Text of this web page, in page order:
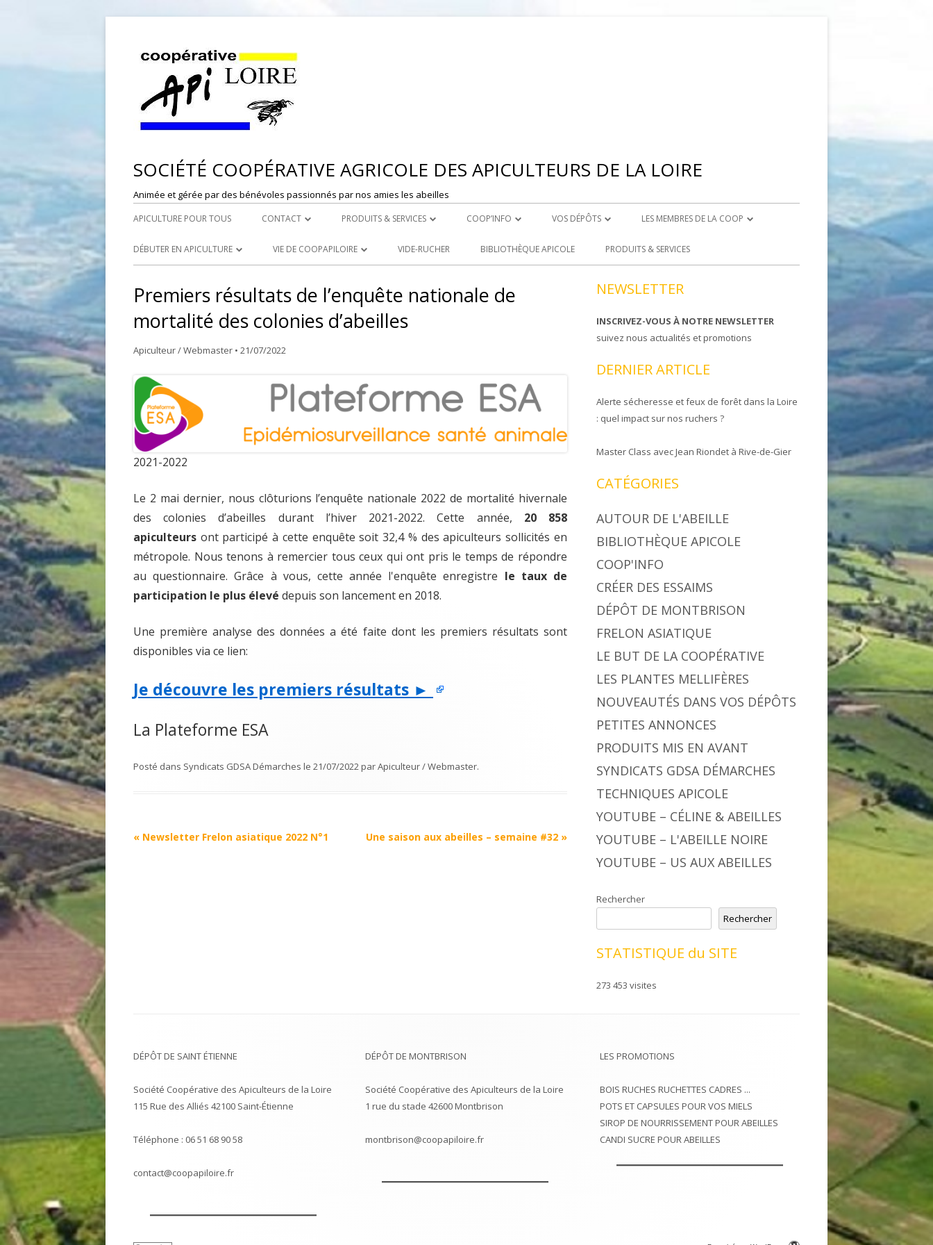
SOCIÉTÉ COOPÉRATIVE AGRICOLE DES APICULTEURS DE LA LOIRE
Animée et gérée par des bénévoles passionnés par nos amies les abeilles
APICULTURE POUR TOUS CONTACT
DÉPÔT DE MONTBRISON
PRODUITS & SERVICES
ROYAL CARE
LOCATION DE MATERIEL
COOP’INFO
DÉPOSER UNE ANNONCE
VOS DÉPÔTS
DEPOT DE ST ETIENNE
LES MEMBRES DE LA COOP
DEVENIR ADHÉRENT
DÉBUTER EN APICULTURE
INSTALLATION D’UN ÉLÈVE DU
RUCHER ÉCOLE
ACHAT VENTE ABEILLES
VIE DE COOPAPILOIRE
RÉFÉRENCEZ VOS PRODUITS
VIDE-RUCHER BIBLIOTHÈQUE APICOLE PRODUITS & SERVICES
Premiers résultats de l’enquête nationale de
mortalité des colonies d’abeilles
Apiculteur / Webmaster • 21/07/2022
2021-2022
Le 2 mai dernier, nous clôturions l’enquête nationale 2022 de mortalité hivernale
des colonies d’abeilles durant l’hiver 2021-2022. Cette année, 20 858
apiculteurs ont participé à cette enquête soit 32,4 % des apiculteurs sollicités en
métropole. Nous tenons à remercier tous ceux qui ont pris le temps de répondre
au questionnaire. Grâce à vous, cette année l'enquête enregistre le taux de
participation le plus élevé depuis son lancement en 2018.
Une première analyse des données a été faite dont les premiers résultats sont
disponibles via ce lien:
Je découvre les premiers résultats ►
La Plateforme ESA
Posté dans Syndicats GDSA Démarches le 21/07/2022parApiculteur / Webmaster.
Navigation
« Newsletter Frelon asiatique 2022 N°1 Une saison aux abeilles – semaine #32 »
NEWSLETTER
INSCRIVEZ-VOUS À NOTRE NEWSLETTER
suivez nous actualités et promotions
DERNIER ARTICLE
Alerte sécheresse et feux de forêt dans la Loire
: quel impact sur nos ruchers ?
Master Class avec Jean Riondet à Rive-de-Gier
CATÉGORIES
AUTOUR DE L'ABEILLE
BIBLIOTHÈQUE APICOLE
COOP'INFO
CRÉER DES ESSAIMS
DÉPÔT DE MONTBRISON
FRELON ASIATIQUE
LE BUT DE LA COOPÉRATIVE
LES PLANTES MELLIFÈRES
NOUVEAUTÉS DANS VOS DÉPÔTS
PETITES ANNONCES
PRODUITS MIS EN AVANT
SYNDICATS GDSA DÉMARCHES
TECHNIQUES APICOLE
YOUTUBE – CÉLINE & ABEILLES
YOUTUBE – L'ABEILLE NOIRE
YOUTUBE – US AUX ABEILLES
Rechercher
Rechercher
STATISTIQUE du SITE
273 453 visites
DÉPÔT DE SAINT ÉTIENNE
Société Coopérative des Apiculteurs de la Loire
115 Rue des Alliés 42100 Saint-Étienne
Téléphone : 06 51 68 90 58
contact@coopapiloire.fr
DÉPÔT DE MONTBRISON
Société Coopérative des Apiculteurs de la Loire
1 rue du stade 42600 Montbrison
montbrison@coopapiloire.fr
LES PROMOTIONS
BOIS RUCHES RUCHETTES CADRES ...
POTS ET CAPSULES POUR VOS MIELS
SIROP DE NOURRISSEMENT POUR ABEILLES
CANDI SUCRE POUR ABEILLES